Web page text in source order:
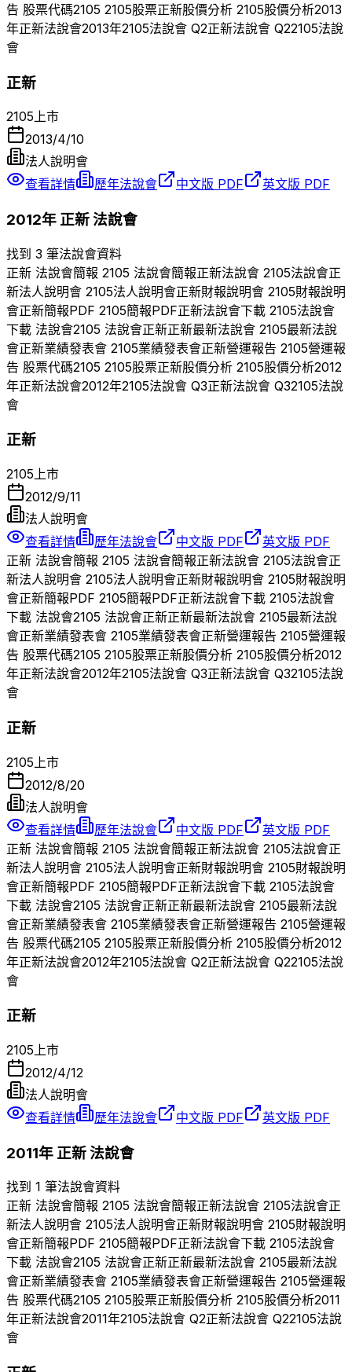
告 股票代碼2105 2105股票正新股價分析 2105股價分析2013
年正新法說會2013年2105法說會 Q2正新法說會 Q22105法說
會
正新
2105上市
2013/4/10
法人說明會
查看詳情
歷年法說會 中文版 PDF 英文版 PDF
2012年 正新法說會
找到 3 筆法說會資料
正新 法說會簡報 2105 法說會簡報正新法說會 2105法說會正
新法人說明會 2105法人說明會正新財報說明會 2105財報說明
會正新簡報PDF 2105簡報PDF正新法說會下載 2105法說會
下載 法說會2105 法說會正新正新最新法說會 2105最新法說
會正新業績發表會 2105業績發表會正新營運報告 2105營運報
告 股票代碼2105 2105股票正新股價分析 2105股價分析2012
年正新法說會2012年2105法說會 Q3正新法說會 Q32105法說
會
正新
2105上市
2012/9/11
法人說明會
查看詳情
歷年法說會 中文版 PDF
英文版 PDF
正新 法說會簡報 2105 法說會簡報正新法說會 2105法說會正
新法人說明會 2105法人說明會正新財報說明會 2105財報說明
會正新簡報PDF 2105簡報PDF正新法說會下載 2105法說會
下載 法說會2105 法說會正新正新最新法說會 2105最新法說
會正新業績發表會 2105業績發表會正新營運報告 2105營運報
告 股票代碼2105 2105股票正新股價分析 2105股價分析2012
年正新法說會2012年2105法說會 Q3正新法說會 Q32105法說
會
正新
2105 上市
2012/8/20
法人說明會
查看詳情
歷年法說會 中文版 PDF
英文版 PDF
正新 法說會簡報 2105 法說會簡報正新法說會 2105法說會正
新法人說明會 2105法人說明會正新財報說明會 2105財報說明
會正新簡報PDF 2105簡報PDF正新法說會下載 2105法說會
下載 法說會2105 法說會正新正新最新法說會 2105最新法說
會正新業績發表會 2105業績發表會正新營運報告 2105營運報
告 股票代碼2105 2105股票正新股價分析 2105股價分析2012
年正新法說會2012年2105法說會 Q2正新法說會 Q22105法說
會
正新
2105上市
2012/4/12
法人說明會
查看詳情
歷年法說會 中文版 PDF 英文版 PDF
2011年 正新法說會
找到 1 筆法說會資料
正新 法說會簡報 2105 法說會簡報正新法說會 2105法說會正
新法人說明會 2105法人說明會正新財報說明會 2105財報說明
會正新簡報PDF 2105簡報PDF正新法說會下載 2105法說會
下載 法說會2105 法說會正新正新最新法說會 2105最新法說
會正新業績發表會 2105業績發表會正新營運報告 2105營運報
告 股票代碼2105 2105股票正新股價分析 2105股價分析2011
年正新法說會2011年2105法說會 Q2正新法說會 Q22105法說
會